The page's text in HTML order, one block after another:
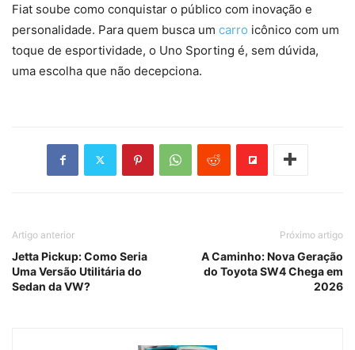
Fiat soube como conquistar o público com inovação e
personalidade. Para quem busca um carro icônico com um
toque de esportividade, o Uno Sporting é, sem dúvida,
uma escolha que não decepciona.
Artigo anterior
Jetta Pickup: Como Seria
Uma Versão Utilitária do
Sedan da VW?
Próximo artigo
A Caminho: Nova Geração
do Toyota SW4 Chega em
2026